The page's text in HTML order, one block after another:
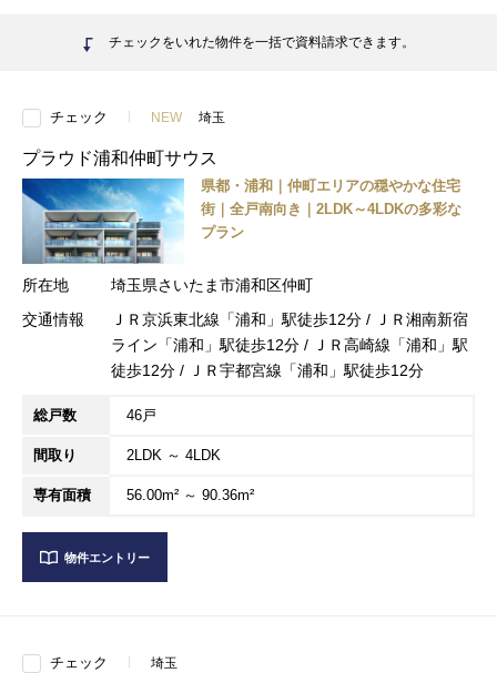
チェックをいれた物件を一括で資料請求できます。
チェック NEW 埼玉
プラウド浦和仲町サウス
県都・浦和｜仲町エリアの穏やかな住宅
街｜全戸南向き｜2LDK～4LDKの多彩な
プラン
所在地
埼玉県さいたま市浦和区仲町
交通情報
ＪＲ京浜東北線「浦和」駅徒歩12分 / ＪＲ湘南新宿
ライン「浦和」駅徒歩12分 / ＪＲ高崎線「浦和」駅
徒歩12分 / ＪＲ宇都宮線「浦和」駅徒歩12分
総戸数 46戸
間取り 2LDK ～ 4LDK
専有面積 56.00m² ～ 90.36m²
物件エントリー
チェック 埼玉